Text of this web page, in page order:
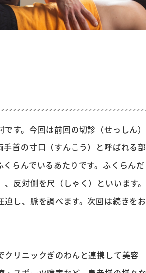
す。今回は前回の切診（せっしん）
首の寸口（すんこう）と呼ばれる部
らんでいるあたりです。ふくらんだ
反対側を尺（しゃく）といいます。
し、脈を調べます。次回は続きをお
クリニックぎのわんと連携して美容